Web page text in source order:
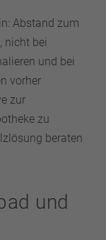
Abstand zum
nicht bei
und bei
vorher
zur
zu
beraten
und